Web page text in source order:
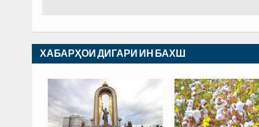
ХАБАРҲОИ ДИГАРИ ИН БАХШ